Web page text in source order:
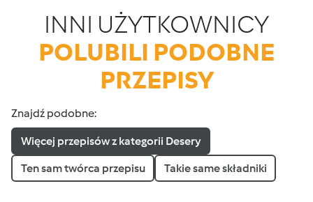
INNI UŻYTKOWNICY
POLUBILI PODOBNE
PRZEPISY
Znajdź podobne:
Więcej przepisów z kategorii Desery
Ten sam twórca przepisu Takie same składniki